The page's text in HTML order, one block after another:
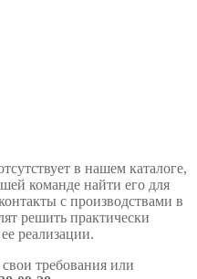
в нашем каталоге,
команде найти его для
с производствами в
решить практически
реализации.
требования или